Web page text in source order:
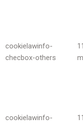
cookielawinfo-
checbox-others
11
cookielawinfo-
11